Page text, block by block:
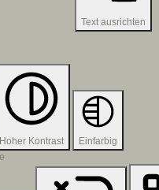
Text ausrichten
Hoher Kontrast
Einfarbig